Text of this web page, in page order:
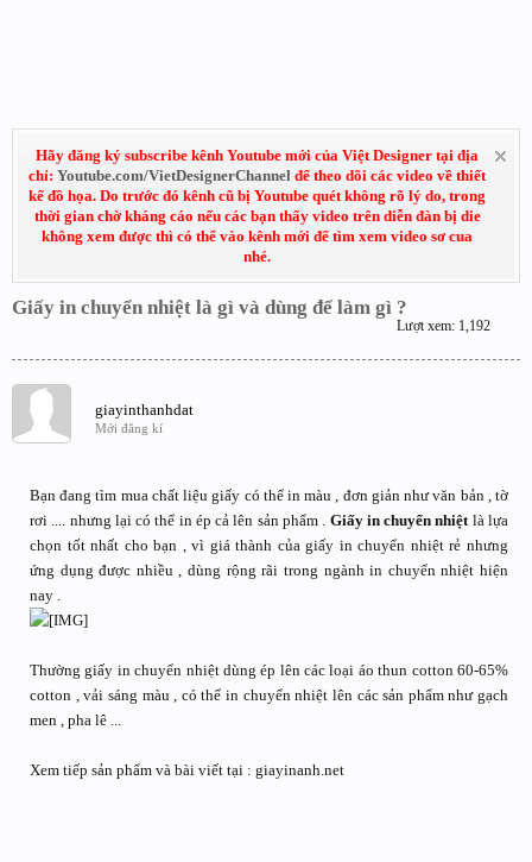
Hãy đăng ký subscribe kênh Youtube mới của Việt Designer tại địa
chỉ: Youtube.com/VietDesignerChannel để theo dõi các video về thiết
kế đồ họa. Do trước đó kênh cũ bị Youtube quét không rõ lý do, trong
thời gian chờ kháng cáo nếu các bạn thấy video trên diễn đàn bị die
không xem được thì có thể vào kênh mới để tìm xem video sơ cua
nhé.
Giấy in chuyển nhiệt là gì và dùng để làm gì ?
Lượt xem: 1,192
giayinthanhdat
Mới đăng kí
Bạn đang tìm mua chất liệu giấy có thể in màu , đơn giản như văn bản , tờ
rơi .... nhưng lại có thể in ép cả lên sản phẩm . Giấy in chuyển nhiệtlà lựa
chọn tốt nhất cho bạn , vì giá thành của giấy in chuyển nhiệt rẻ nhưng
ứng dụng được nhiều , dùng rộng rãi trong ngành in chuyển nhiệt hiện
nay .
Thường giấy in chuyển nhiệt dùng ép lên các loại áo thun cotton 60-65%
cotton , vải sáng màu , có thể in chuyển nhiệt lên các sản phẩm như gạch
men , pha lê ...
Xem tiếp sản phẩm và bài viết tại : giayinanh.net